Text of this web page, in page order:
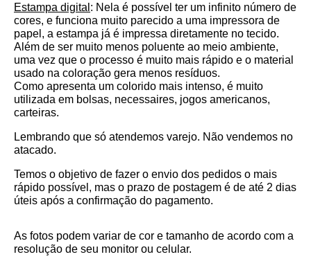
Estampa digital : Nela é possível ter um infinito número de
cores, e funciona muito parecido a uma impressora de
papel, a estampa já é impressa diretamente no tecido.
Além de ser muito menos poluente ao meio ambiente,
uma vez que o processo é muito mais rápido e o material
usado na coloração gera menos resíduos.
Como apresenta um colorido mais intenso, é muito
utilizada em bolsas, necessaires, jogos americanos,
carteiras.
Lembrando que só atendemos varejo. Não vendemos no
atacado.
Temos o objetivo de fazer o envio dos pedidos o mais
rápido possível, mas o prazo de postagem é de até 2 dias
úteis após a confirmação do pagamento.
As fotos podem variar de cor e tamanho de acordo com a
resolução de seu monitor ou celular.